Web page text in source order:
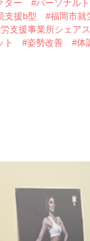
ター #パーソナル
支援b型 #福岡市就
支援事業所シェア
ト #姿勢改善 #体